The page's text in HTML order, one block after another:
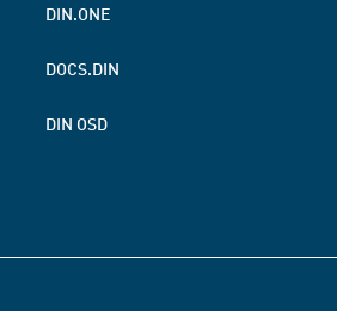
DIN.ONE
DOCS.DIN
DIN OSD